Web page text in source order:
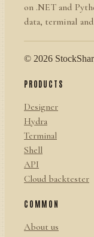
on .NET and
data, terminal
© 2026
PRODUCTS
Designer
Hydra
Terminal
Shell
API
Cloud backtester
COMMON
About us